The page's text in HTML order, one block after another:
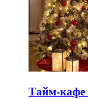
Тайм-кафе